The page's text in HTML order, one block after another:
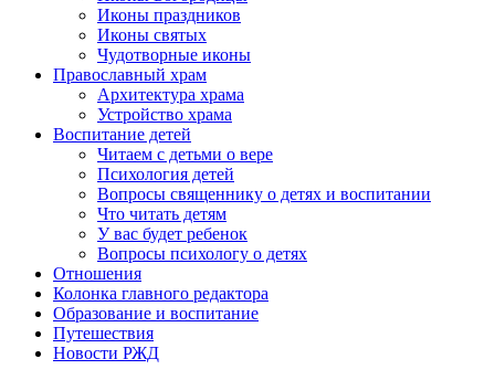
Иконы праздников
Иконы святых
Чудотворные иконы
Православный храм
Архитектура храма
Устройство храма
Воспитание детей
Читаем с детьми о вере
Психология детей
Вопросы священнику о детях и воспитании
Что читать детям
У вас будет ребенок
Вопросы психологу о детях
Отношения
Колонка главного редактора
Образование и воспитание
Путешествия
Новости РЖД